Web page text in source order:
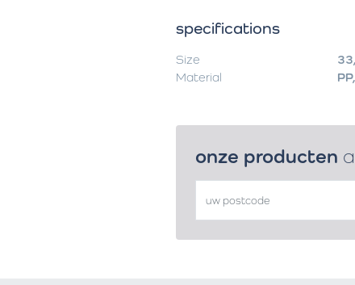
specifications
Size
Material
onze producten